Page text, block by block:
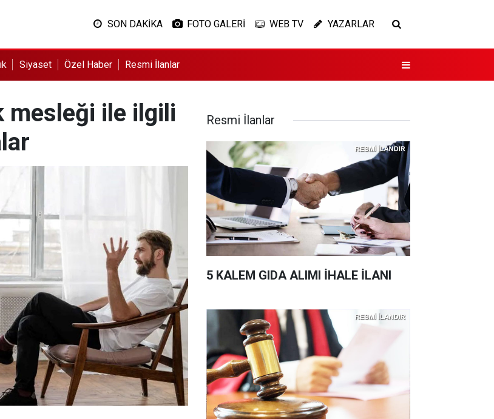
SON DAKİKA FOTO GALERİ WEB TV YAZARLAR
Siyaset Özel Haber Resmi İlanlar
mesleği ile ilgili
Resmi İlanlar
5 KALEM GIDA ALIMI İHALE İLANI